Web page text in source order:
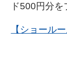
ド500円分を
【ショール